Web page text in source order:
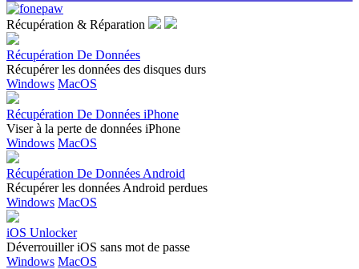
Récupération & Réparation
Récupération De Données
Récupérer les données des disques durs
Windows MacOS
Récupération De Données iPhone
Viser à la perte de données iPhone
Windows MacOS
Récupération De Données Android
Récupérer les données Android perdues
Windows MacOS
iOS Unlocker
Déverrouiller iOS sans mot de passe
Windows MacOS